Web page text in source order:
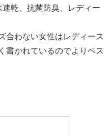
乾、抗菌防臭、レディー
合わない女性はレディース
書かれているのでよりベス